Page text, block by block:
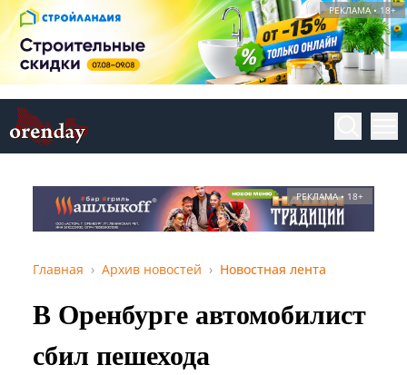
РЕКЛАМА • 18+
РЕКЛАМА • 18+
Главная Архив новостей Новостная лента
В Оренбурге автомобилист
сбил пешехода